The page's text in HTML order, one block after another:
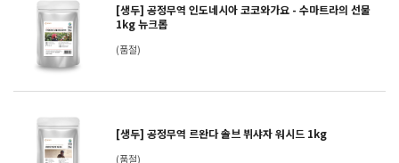
[생두] 공정무역 인도네시아 코코와가요 - 수마트라의 선물
1kg 뉴크롭
(품절)
[생두] 공정무역 르완다 솔브 뷔샤자 워시드 1kg
(품절)